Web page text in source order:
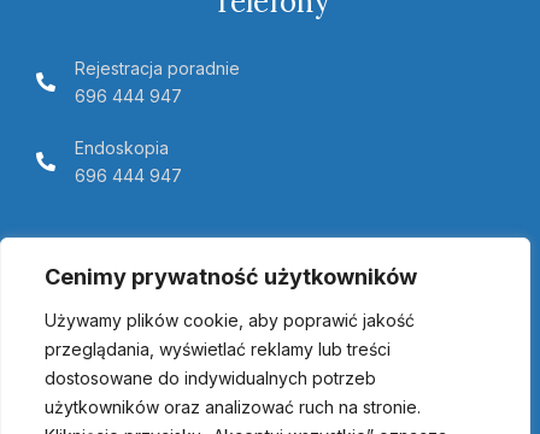
Cenimy prywatność użytkowników
Używamy plików cookie, aby poprawić jakość
przeglądania, wyświetlać reklamy lub treści
dostosowane do indywidualnych potrzeb
użytkowników oraz analizować ruch na stronie.
Rejestracja poradnie
696 444 947
Endoskopia
696 444 947
Telemedycyna Pomerania